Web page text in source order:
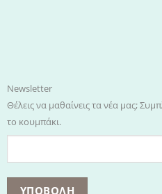
Newsletter
Θέλεις να μαθαίνεις τα νέα μας;
το κουμπάκι.